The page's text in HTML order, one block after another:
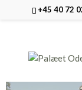
+45 40 72